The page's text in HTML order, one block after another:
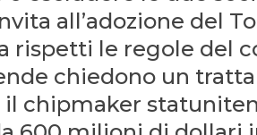
all’adozione del
rispetti le regole del
chiedono un
chipmaker